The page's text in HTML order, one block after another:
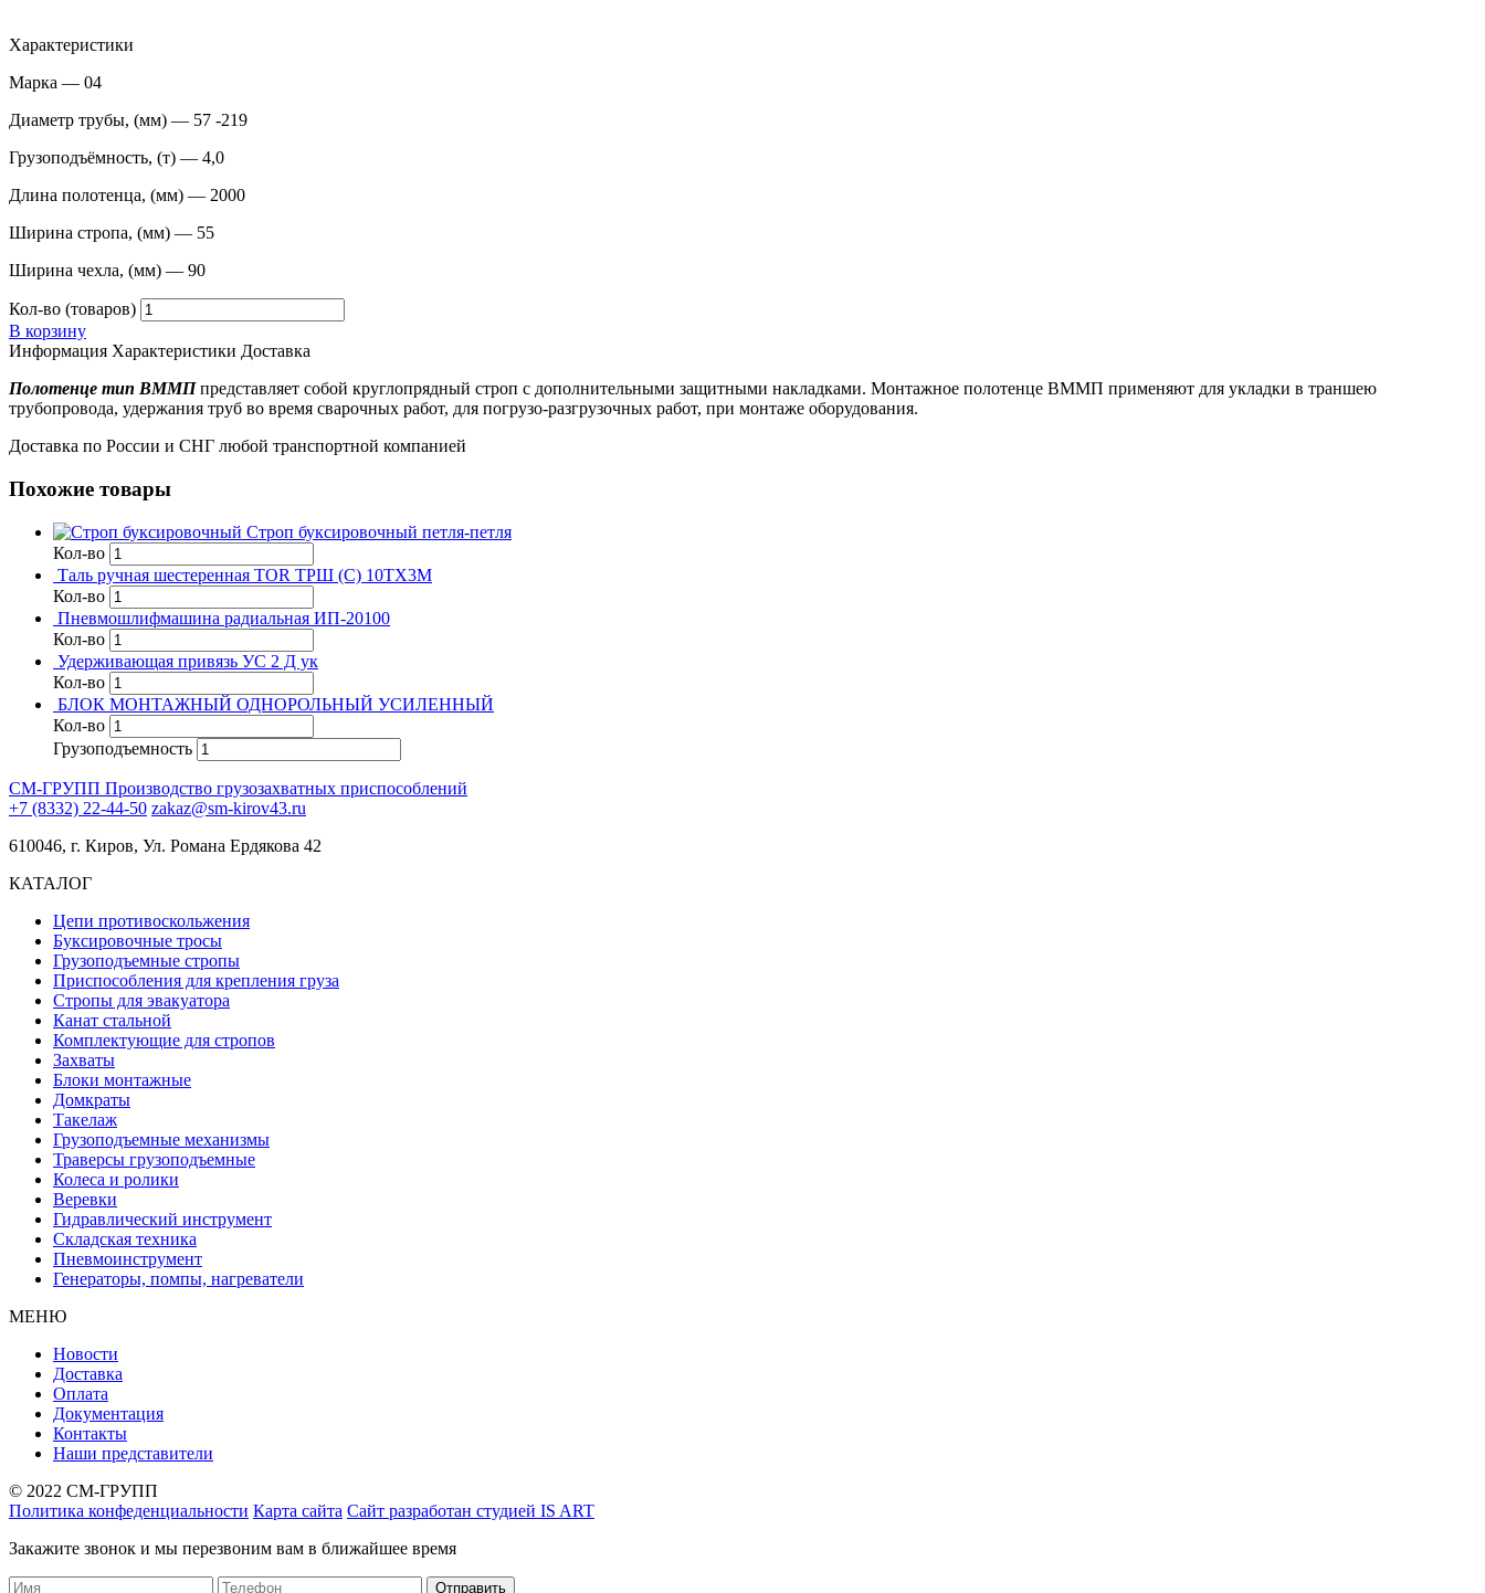
Характеристики
Марка — 04
Диаметр трубы, (мм) — 57 -219
Грузоподъёмность, (т) — 4,0
Длина полотенца, (мм) — 2000
Ширина стропа, (мм) — 55
Ширина чехла, (мм) — 90
Кол-во (товаров)
В корзину
Информация Характеристики Доставка
Полотенце тип ВММПпредставляет собой круглопрядный строп с дополнительными защитными накладками. Монтажное полотенце ВММП применяют для укладки в траншею
трубопровода, удержания труб во время сварочных работ, для погрузо-разгрузочных работ, при монтаже оборудования.
Доставка по России и СНГ любой транспортной компанией
Похожие товары
Строп буксировочный петля-петля
Кол-во
Таль ручная шестеренная TOR ТРШ (C) 10ТХ3М
Кол-во
Пневмошлифмашина радиальная ИП-20100
Кол-во
Удерживающая привязь УС 2 Д ук
Кол-во
БЛОК МОНТАЖНЫЙ ОДНОРОЛЬНЫЙ УСИЛЕННЫЙ
Кол-во
Грузоподъемность
СМ-ГРУПП Производство грузозахватных приспособлений
+7 (8332) 22-44-50 zakaz@sm-kirov43.ru
610046, г. Киров, Ул. Романа Ердякова 42
КАТАЛОГ
Цепи противоскольжения
Буксировочные тросы
Грузоподъемные стропы
Приспособления для крепления груза
Стропы для эвакуатора
Канат стальной
Комплектующие для стропов
Захваты
Блоки монтажные
Домкраты
Такелаж
Грузоподъемные механизмы
Траверсы грузоподъемные
Колеса и ролики
Веревки
Гидравлический инструмент
Складская техника
Пневмоинструмент
Генераторы, помпы, нагреватели
МЕНЮ
Новости
Доставка
Оплата
Документация
Контакты
Наши представители
© 2022 СМ-ГРУПП
Политика конфеденциальности Карта сайта Сайт разработан студией IS ART
Закажите звонок и мы перезвоним вам в ближайшее время